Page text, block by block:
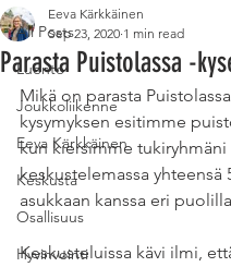
All Posts
Luonto
Joukkoliikenne
Eeva Kärkkäinen
Keskusta
Osallisuus
Hyvinvointi
Parasta Puistolassa -
Eeva Kärkkäinen
Sep 23, 2020 1 min read
Mikä on parasta
kysymyksen esitimme
kun kiersimme tukiryhmäni
keskustelemassa yhteensä
asukkaan kanssa eri
Keskusteluissa kävi ilmi,